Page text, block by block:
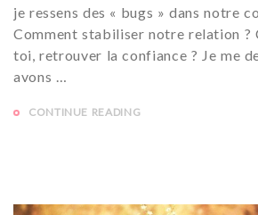
je ressens des « bugs » dans notre
Comment stabiliser notre relation ?
toi, retrouver la confiance ? Je me
avons …
CONTINUE READING